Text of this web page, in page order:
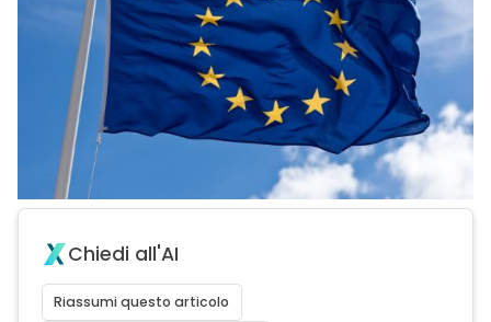
Chiedi all'AI
Riassumi questo articolo